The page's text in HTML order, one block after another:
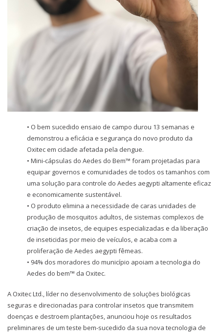
• O bem sucedido ensaio de campo durou 13 semanas e
demonstrou a eficácia e segurança do novo produto da
Oxitec em cidade afetada pela dengue.
• Mini-cápsulas do Aedes do Bem™ foram projetadas para
equipar governos e comunidades de todos os tamanhos com
uma solução para controle do Aedes aegypti altamente eficaz
e economicamente sustentável.
• O produto elimina a necessidade de caras unidades de
produção de mosquitos adultos, de sistemas complexos de
criação de insetos, de equipes especializadas e da liberação
de inseticidas por meio de veículos, e acaba com a
proliferação de Aedes aegypti fêmeas.
• 94% dos moradores do município apoiam a tecnologia do
Aedes do bem™ da Oxitec.
A Oxitec Ltd., líder no desenvolvimento de soluções biológicas
seguras e direcionadas para controlar insetos que transmitem
doenças e destroem plantações, anunciou hoje os resultados
preliminares de um teste bem-sucedido da sua nova tecnologia de